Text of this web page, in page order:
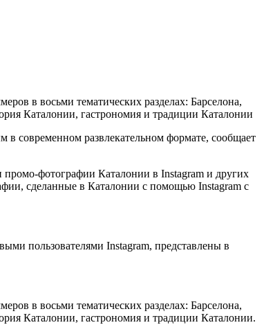
в восьми тематических разделах: Барселона,
Каталонии, гастрономия и традиции Каталонии
в современном развлекательном формате, сообщает
промо-фотографии Каталонии в Instagram и других
сделанные в Каталонии с помощью Instagram с
пользователями Instagram, представлены в
в восьми тематических разделах: Барселона,
Каталонии, гастрономия и традиции Каталонии.